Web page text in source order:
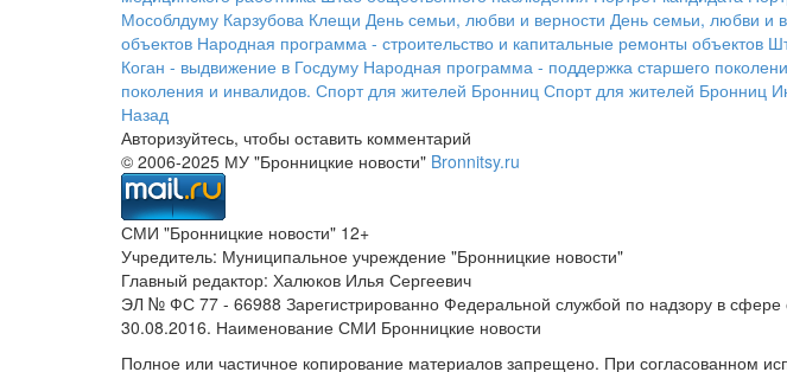
Мособлдуму Карзубова Клещи День семьи, любви и верности День семьи, любви и
объектов Народная программа - строительство и капитальные ремонты объектов
Коган - выдвижение в Госдуму Народная программа - поддержка старшего
поколения и инвалидов. Спорт для жителей Бронниц Спорт для жителей Бронниц
Назад
Авторизуйтесь, чтобы оставить комментарий
© 2006-2025 МУ "Бронницкие новости" Bronnitsy.ru
СМИ "Бронницкие новости" 12+
Учредитель: Муниципальное учреждение "Бронницкие новости"
Главный редактор: Халюков Илья Сергеевич
ЭЛ № ФС 77 - 66988 Зарегистрированно Федеральной службой по надзору в
30.08.2016. Наименование СМИ Бронницкие новости
Полное или частичное копирование материалов запрещено. При согласованном